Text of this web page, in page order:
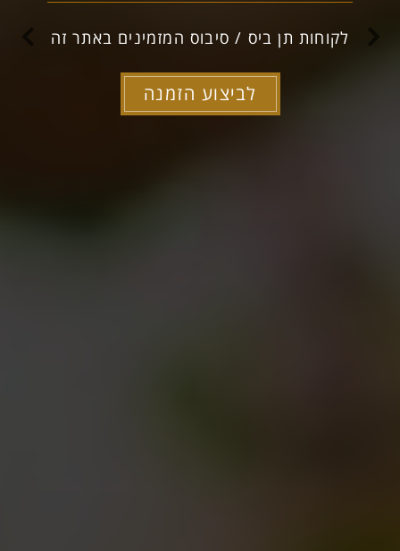
לקוחות תן ביס / סיבוס המזמינים באתר זה
לביצוע הזמנה